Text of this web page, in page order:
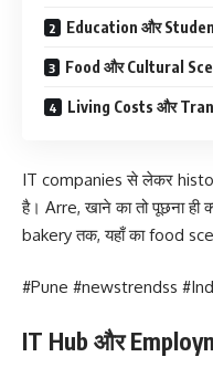
Education और
Food और Cultural
Living Costs और
IT companies से लेकर
है। Arre, खाने का तो पूछना
bakery तक, यहाँ का food
#Pune #newstrendss
IT Hub और